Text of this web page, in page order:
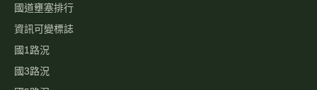
國道事故影像資料庫
歷史車速
經緯度查即時影像
自訂影像